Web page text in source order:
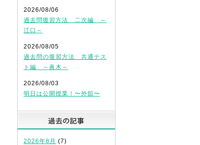
2026/08/06
過去問復習方法 二次編 ～
江口～
2026/08/05
過去問の復習方法 共通テス
ト編 ～眞木～
2026/08/03
明日は公開授業！〜外舘〜
2026年8月 (7)